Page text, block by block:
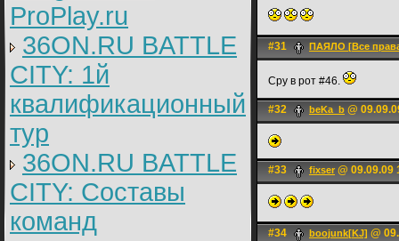
ProPlay.ru
36ON.RU BATTLE
CITY: 1й
квалификационный
тур
36ON.RU BATTLE
CITY: Составы
команд
#31 ПАЯЛО [Все
Сру в рот #46.
#32 beKa_b @
#33 fixser @ 09.09.09
#34 boojunk[KJ] @